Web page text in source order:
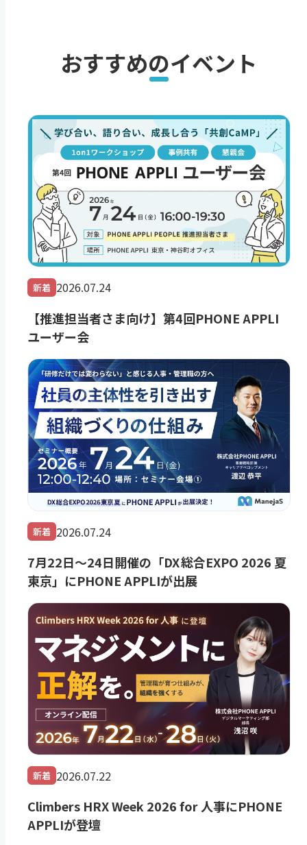
おすすめのイベント
新着 2026.07.24
【推進担当者さま向け】第4回PHONE APPLI
ユーザー会
新着 2026.07.24
7月22日～24日開催の「DX 総合EXPO 2026 夏
東京」にPHONE APPLIが出展
新着 2026.07.22
Climbers HRX Week 2026 for 人事にPHONE
APPLIが登壇